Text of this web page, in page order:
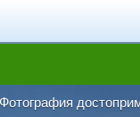
Фотография